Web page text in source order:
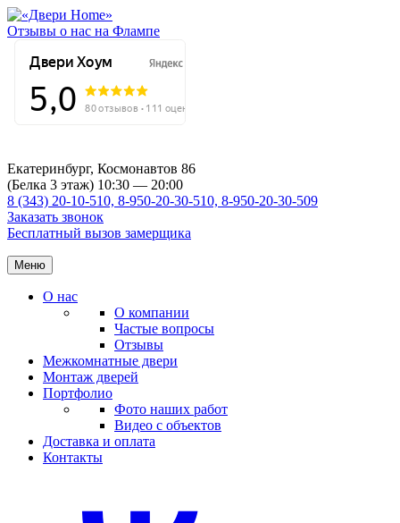
Отзывы о нас на Флампе
Екатеринбург, Космонавтов 86
(Белка 3 этаж) 10:30 — 20:00
8 (343) 20-10-510, 8-950-20-30-510, 8-950-20-30-509
Заказать звонок
Бесплатный вызов замерщика
Меню
О нас
О компании
Частые вопросы
Отзывы
Межкомнатные двери
Монтаж дверей
Портфолио
Фото наших работ
Видео с объектов
Доставка и оплата
Контакты